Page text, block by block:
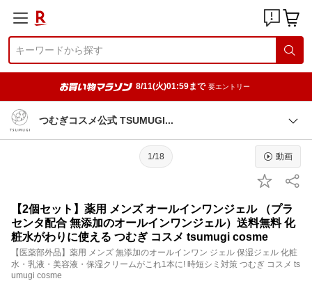
8/11(火)01:59まで 要エントリー
つむぎコスメ公式 TSUMUGI
1/18 動画
【2個セット】薬用 メンズ オールインワンジェル （プラ
センタ配合 無添加のオールインワンジェル）送料無料 化
粧水がわりに使える つむぎ コスメ tsumugi cosme
【医薬部外品】薬用 メンズ 無添加のオールインワン ジェル 保湿ジェル 化粧
水・乳液・美容液・保湿クリームがこれ1本に! 時短シミ対策 つむぎ コスメ ts
umugi cosme